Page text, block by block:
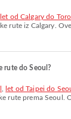
let od Calgary do
rute iz Calgary.
rute do Seoul?
let od Taipei do
rute prema Seoul.